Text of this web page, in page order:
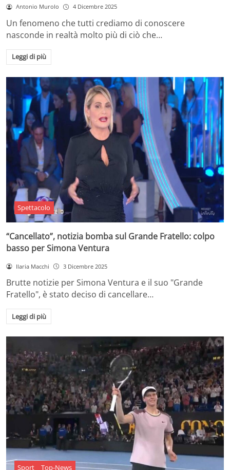
Antonio Murolo 4 Dicembre 2025
Un fenomeno che tutti crediamo di conoscere
nasconde in realtà molto più di ciò che…
Leggi di più
Spettacolo
“Cancellato”, notizia bomba sul Grande Fratello: colpo
basso per Simona Ventura
Ilaria Macchi 3 Dicembre 2025
Brutte notizie per Simona Ventura e il suo "Grande
Fratello", è stato deciso di cancellare…
Leggi di più
Sport Top-News